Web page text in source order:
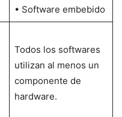
• Software embebido
Todos los softwares
utilizan al menos un
componente de
hardware.